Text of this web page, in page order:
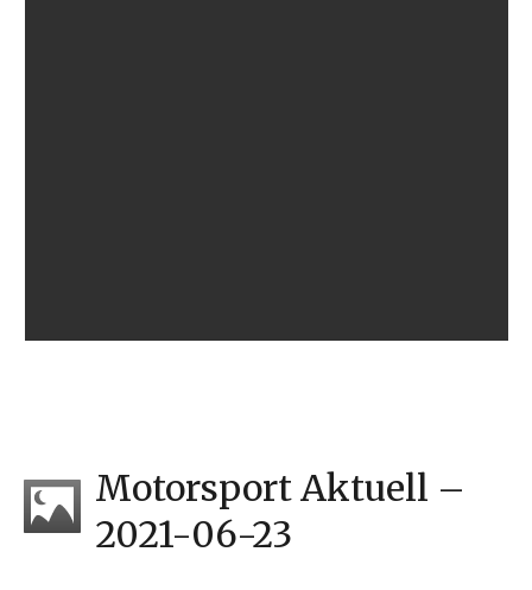
Motorsport Aktuell –
2021-06-23